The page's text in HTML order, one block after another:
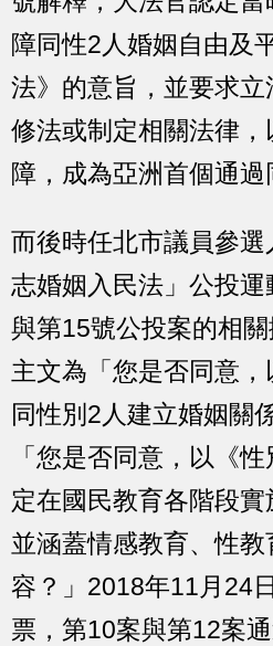
障同性2人婚姻自由及
法》的意旨，並要求
修法或制定相關法律
障，成為亞洲首個通過
而後時任北市議員參選
志婚姻入民法」公投
與第15號公投案的相
主文為「您是否同意
同性別2人建立婚姻關
「您是否同意，以《
定在國民教育各階段實
並涵蓋情感教育、性
容？」2018年11月24
票，第10案與第12案